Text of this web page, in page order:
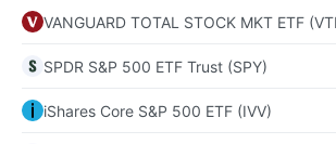
VANGUARD TOTAL STOCK MKT ETF
SPDR S&P 500 ETF Trust (SPY)
iShares Core S&P 500 ETF (IVV)